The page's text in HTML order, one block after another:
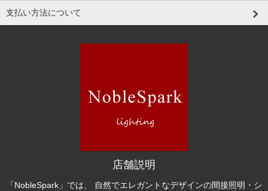
支払い方法について
店舗説明
「NobleSpark」では、 自然でエレガントなデザインの間接照明・シ